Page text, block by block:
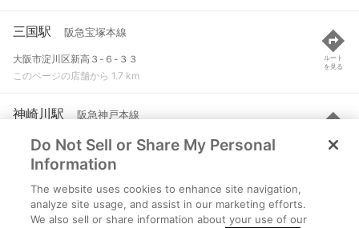
三国駅 阪急宝塚本線
大阪市淀川区新高３-６-３３
このページの店舗から 1.7 km
ルート
を見る
神崎川駅 阪急神戸本線
大阪市淀川区新高６-１４-１６
このページの店舗から 2.1 km
ルート
を見る
江坂駅 北大阪急行電鉄 など
吹田市豊津町９
Do Not Sell or Share My Personal
Information
The website uses cookies to enhance site navigation,
analyze site usage, and assist in our marketing efforts.
We also sell or share information about your use of our